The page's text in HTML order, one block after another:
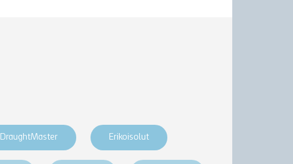
DraughtMaster Erikoisolut